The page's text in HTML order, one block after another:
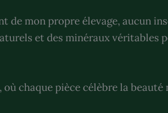
de mon propre élevage, aucun
et des minéraux véritables
chaque pièce célèbre la beauté